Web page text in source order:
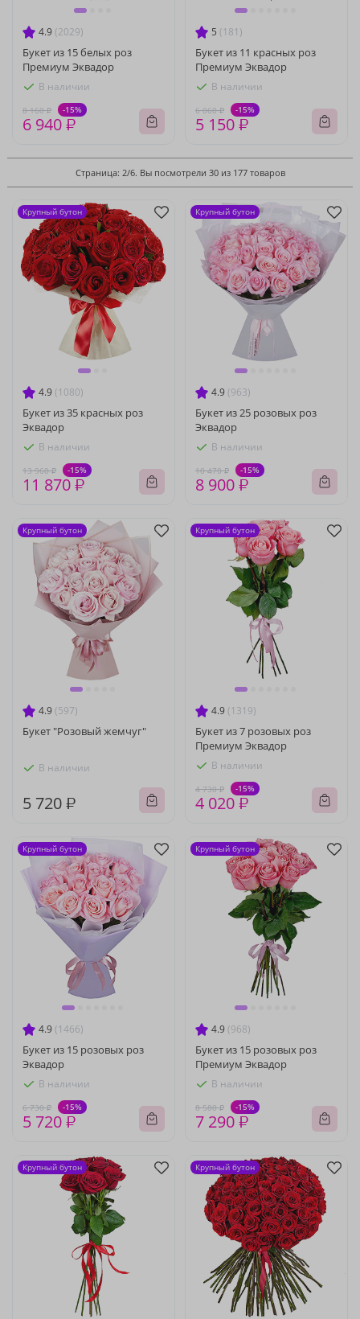
4.9 (2029)
Букет из 15 белых роз
Премиум Эквадор
В наличии
8 160 ₽ -15%
6 940 ₽
5 (181)
Букет из 11 красных роз
Премиум Эквадор
В наличии
6 060 ₽ -15%
5 150 ₽
Страница: 2/6. Вы посмотрели 30 из 177 товаров
4.9 (1080)
Букет из 35 красных роз
Эквадор
В наличии
13 960 ₽ -15%
11 870 ₽
Крупный бутон
4.9 (963)
Букет из 25 розовых роз
Эквадор
В наличии
10 470 ₽ -15%
8 900 ₽
Крупный бутон
4.9 (597)
Букет "Розовый жемчуг"
В наличии
5 720 ₽
Крупный бутон
4.9 (1319)
Букет из 7 розовых роз
Премиум Эквадор
В наличии
4 730 ₽ -15%
4 020 ₽
Крупный бутон
4.9 (1466)
Букет из 15 розовых роз
Эквадор
В наличии
6 730 ₽ -15%
5 720 ₽
Крупный бутон
4.9 (968)
Букет из 15 розовых роз
Премиум Эквадор
В наличии
8 580 ₽ -15%
7 290 ₽
Крупный бутон
Крупный бутон Крупный бутон